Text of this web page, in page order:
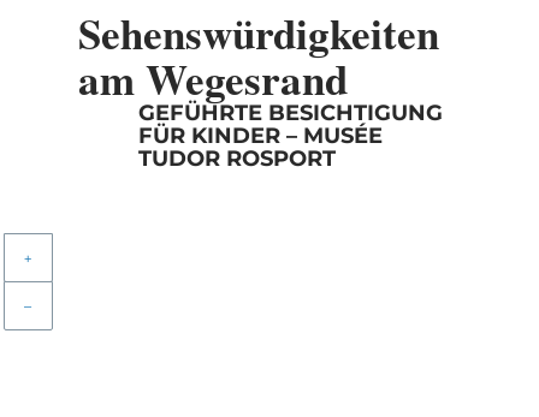
Sehenswürdigkeiten
am Wegesrand
GEFÜHRTE BESICHTIGUNG
FÜR KINDER – MUSÉE
TUDOR ROSPORT
+
–